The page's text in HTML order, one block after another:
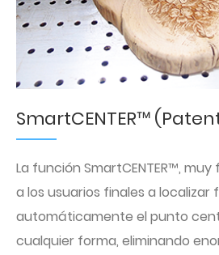
SmartCENTER™
La función SmartCENTER™,
a los usuarios finales a localizar
automáticamente el punto
cualquier forma, eliminando